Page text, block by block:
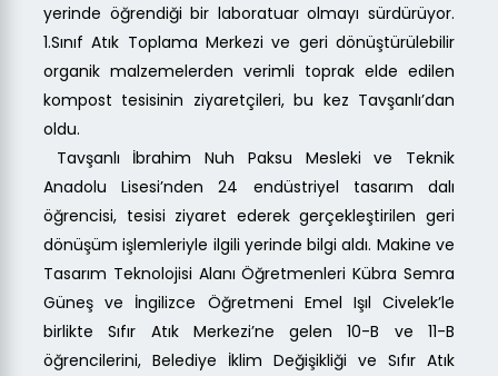
yerinde öğrendiği bir laboratuar olmayı sürdürüyor.
1.Sınıf Atık Toplama Merkezi ve geri dönüştürülebilir
organik malzemelerden verimli toprak elde edilen
kompost tesisinin ziyaretçileri, bu kez Tavşanlı’dan
oldu.
Tavşanlı İbrahim Nuh Paksu Mesleki ve Teknik
Anadolu Lisesi’nden 24 endüstriyel tasarım dalı
öğrencisi, tesisi ziyaret ederek gerçekleştirilen geri
dönüşüm işlemleriyle ilgili yerinde bilgi aldı. Makine ve
Tasarım Teknolojisi Alanı Öğretmenleri Kübra Semra
Güneş ve İngilizce Öğretmeni Emel Işıl Civelek’le
birlikte Sıfır Atık Merkezi’ne gelen 10-B ve 11-B
öğrencilerini, Belediye İklim Değişikliği ve Sıfır Atık